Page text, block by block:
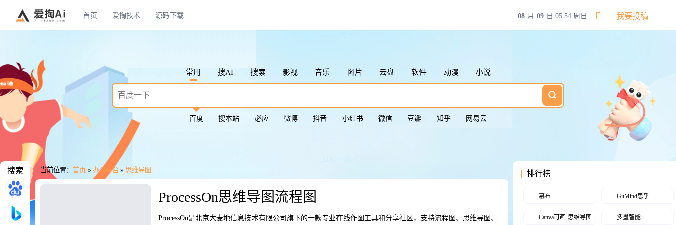
首页 爱掏技术 源码下载
切换下一个搜索
Shift + Tab
鼠标点击图标 切换下一个搜索
08 月 09 日 05:54 周日 我要投稿
常用 搜AI 搜索 影视 音乐 图片 云盘 软件 动漫 小说
百度 搜本站 必应 微博 抖音 小红书 微信 豆瓣 知乎 网易云
搜索 当前位置： 首页 » 办公平台 » 思维导图
ProcessOn思维导图流程图
ProcessOn是北京大麦地信息技术有限公司旗下的一款专业在线作图工具和分享社区，支持流程图、思维导图、
排行榜
幕布 GitMind思乎
Canva可画-思维导图 多墨智能